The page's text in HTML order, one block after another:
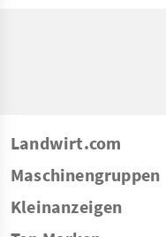
Landwirt.com
Maschinengruppen
Kleinanzeigen